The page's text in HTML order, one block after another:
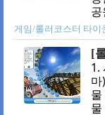
이
탈
지
소
음
=
게임/롤러코스터 타이
1.